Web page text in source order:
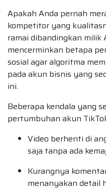
Apakah Anda pernah
kompetitor yang
ramai dibandingkan milik
mencerminkan betapa
sosial agar algoritma
pada akun bisnis yang
ini.
Beberapa kendala yang
pertumbuhan akun
Video berhenti di
saja tanpa ada
Kurangnya
menanyakan detail